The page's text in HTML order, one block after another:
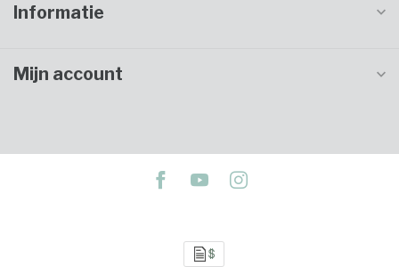
Informatie
Mijn account